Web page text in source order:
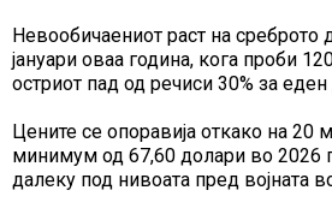
Невообичаениот раст на среброто
јануари оваа година, кога проби
остриот пад од речиси 30% за еден
Цените се опоравија откако на 20
минимум од 67,60 долари во 2026
далеку под нивоата пред војната